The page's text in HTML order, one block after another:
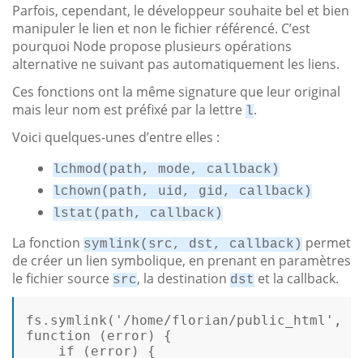
Parfois, cependant, le développeur souhaite bel et bien
manipuler le lien et non le fichier référencé. C’est
pourquoi Node propose plusieurs opérations
alternative ne suivant pas automatiquement les liens.
Ces fonctions ont la même signature que leur original
mais leur nom est préfixé par la lettre l.
Voici quelques-unes d’entre elles :
lchmod(path, mode, callback)
lchown(path, uid, gid, callback)
lstat(path, callback)
La fonction symlink(src, dst, callback) permet
de créer un lien symbolique, en prenant en paramètres
le fichier source src, la destination dst et la callback.
fs.symlink( '/home/florian/public_html' ,
function
(error)
{
if ( error ) {